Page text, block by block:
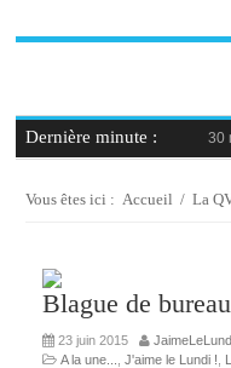
Dernière minute : 30
30
23
Vous êtes ici :Accueil /La
Blague de
23 juin 2015
A la une...
J'aime le Lundi !